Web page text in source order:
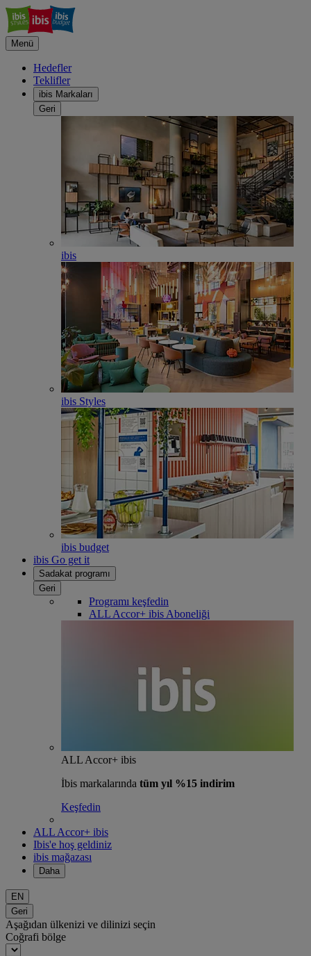
Menü
Hedefler
Teklifler
ibis Markaları
Geri
ibis
ibis Styles
ibis budget
ibis Go get it
Sadakat programı
Geri
Programı keşfedin
ALL Accor+ ibis Aboneliği
ALL Accor+ ibis
İbis markalarında tüm yıl %15 indirim
Keşfedin
ALL Accor+ ibis
Ibis'e hoş geldiniz
ibis mağazası
Daha
EN
Geri
Aşağıdan ülkenizi ve dilinizi seçin
Coğrafi bölge